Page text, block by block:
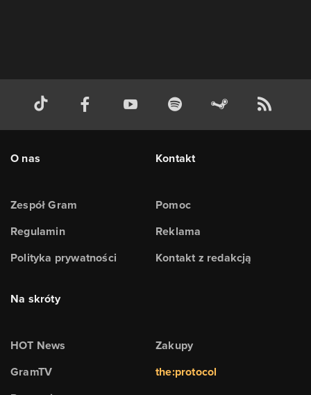
O nas
Zespół Gram
Regulamin
Polityka prywatności
Kontakt
Pomoc
Reklama
Kontakt z redakcją
Na skróty
HOT News
GramTV
Zakupy
the:protocol